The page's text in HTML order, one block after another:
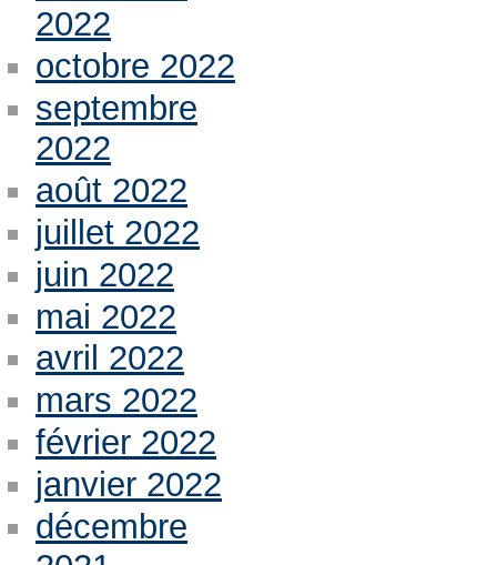
2022
octobre 2022
septembre
2022
août 2022
juillet 2022
juin 2022
mai 2022
avril 2022
mars 2022
février 2022
janvier 2022
décembre